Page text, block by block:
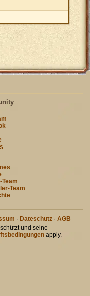
Team
· Dateschutz· AGB
und seine
apply.